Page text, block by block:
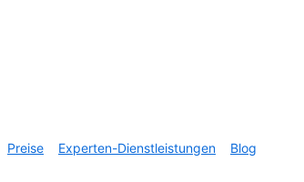
Preise Experten-Dienstleistungen Blog